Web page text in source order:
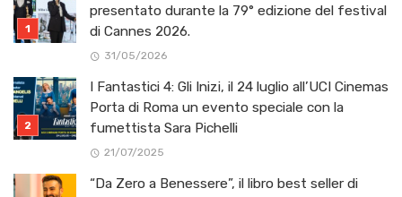
presentato durante la 79° edizione del festival
di Cannes 2026.
31/05/2026
I Fantastici 4: Gli Inizi, il 24 luglio all’UCI Cinemas
Porta di Roma un evento speciale con la
fumettista Sara Pichelli
21/07/2025
“Da Zero a Benessere”, il libro best seller di